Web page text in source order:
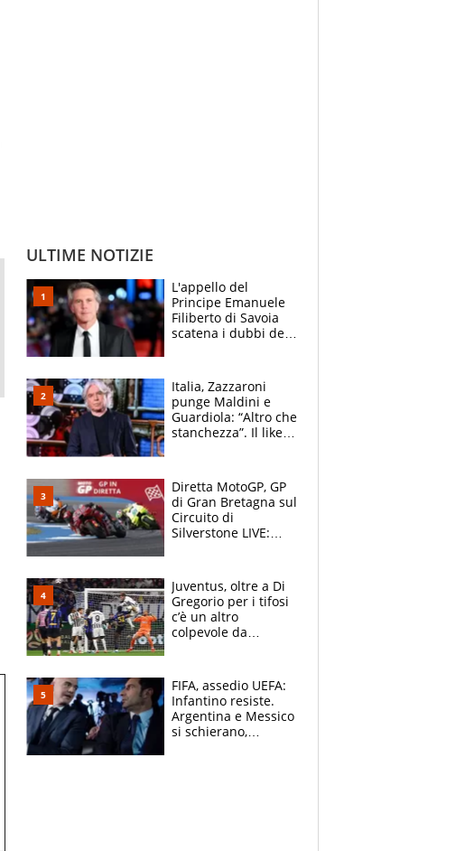
ULTIME NOTIZIE
L'appello del
Principe Emanuele
Filiberto di Savoia
scatena i dubbi dei
Italia, Zazzaroni
punge Maldini e
Guardiola: “Altro che
stanchezza”. Il like
Diretta MotoGP, GP
di Gran Bretagna sul
Circuito di
Silverstone LIVE:
Bezzecchi alle spalle
Juventus, oltre a Di
Gregorio per i tifosi
c’è un altro
colpevole da
FIFA, assedio UEFA:
Infantino resiste.
Argentina e Messico
si schierano,